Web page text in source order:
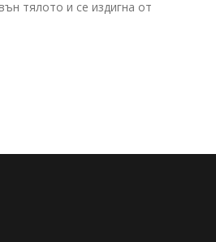
тялото и се издигна от